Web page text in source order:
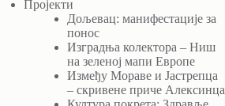
Пројекти
Дољевац: манифестације за
понос
Изградња колектора – Ниш
на зеленој мапи Европе
Између Мораве и Јастрепца
– скривене приче Алексинца